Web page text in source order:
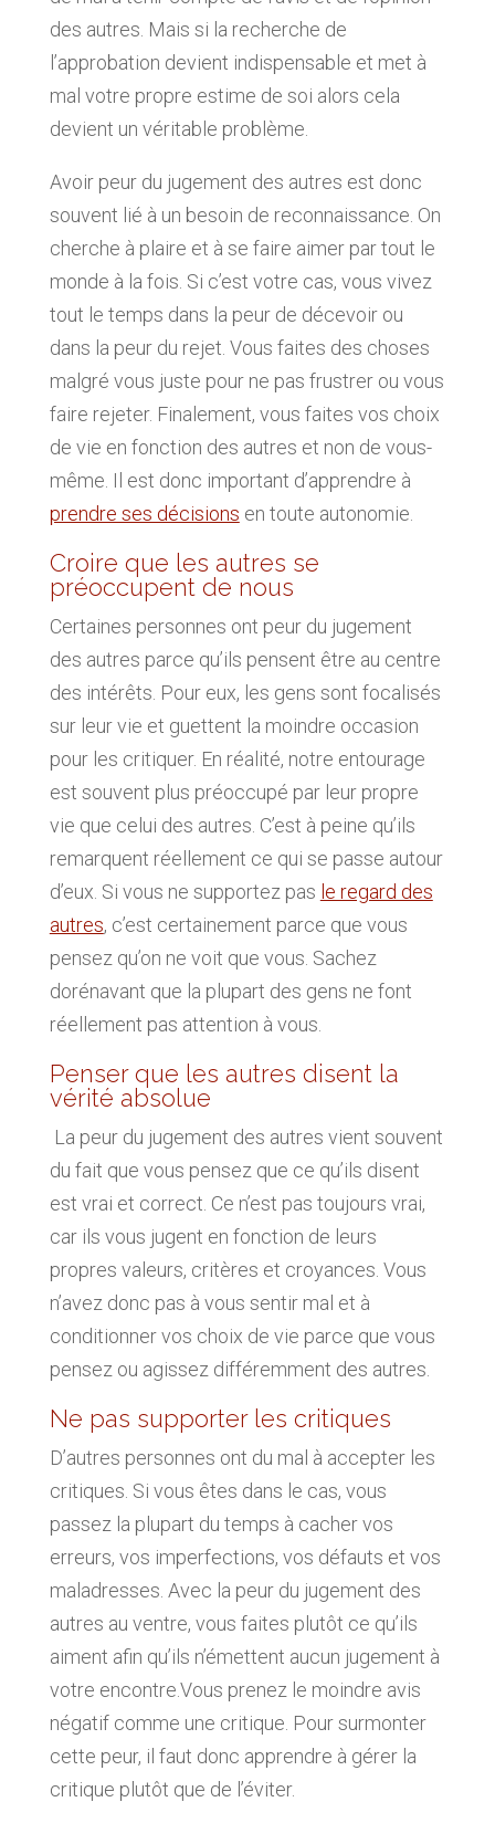
des autres. Mais si la recherche de
l’approbation devient indispensable et met à
mal votre propre estime de soi alors cela
devient un véritable problème.
Avoir peur du jugement des autres est donc
souvent lié à un besoin de reconnaissance. On
cherche à plaire et à se faire aimer par tout le
monde à la fois. Si c’est votre cas, vous vivez
tout le temps dans la peur de décevoir ou
dans la peur du rejet. Vous faites des choses
malgré vous juste pour ne pas frustrer ou vous
faire rejeter. Finalement, vous faites vos choix
de vie en fonction des autres et non de vous-
même. Il est donc important d’apprendre à
prendre ses décisions en toute autonomie.
Croire que les autres se
préoccupent de nous
Certaines personnes ont peur du jugement
des autres parce qu’ils pensent être au centre
des intérêts. Pour eux, les gens sont focalisés
sur leur vie et guettent la moindre occasion
pour les critiquer. En réalité, notre entourage
est souvent plus préoccupé par leur propre
vie que celui des autres. C’est à peine qu’ils
remarquent réellement ce qui se passe autour
d’eux. Si vous ne supportez pas le regard des
autres, c’est certainement parce que vous
pensez qu’on ne voit que vous. Sachez
dorénavant que la plupart des gens ne font
réellement pas attention à vous.
Penser que les autres disent la
vérité absolue
La peur du jugement des autres vient souvent
du fait que vous pensez que ce qu’ils disent
est vrai et correct. Ce n’est pas toujours vrai,
car ils vous jugent en fonction de leurs
propres valeurs, critères et croyances. Vous
n’avez donc pas à vous sentir mal et à
conditionner vos choix de vie parce que vous
pensez ou agissez différemment des autres.
Ne pas supporter les critiques
D’autres personnes ont du mal à accepter les
critiques. Si vous êtes dans le cas, vous
passez la plupart du temps à cacher vos
erreurs, vos imperfections, vos défauts et vos
maladresses. Avec la peur du jugement des
autres au ventre, vous faites plutôt ce qu’ils
aiment afin qu’ils n’émettent aucun jugement à
votre encontre.Vous prenez le moindre avis
négatif comme une critique. Pour surmonter
cette peur, il faut donc apprendre à gérer la
critique plutôt que de l’éviter.